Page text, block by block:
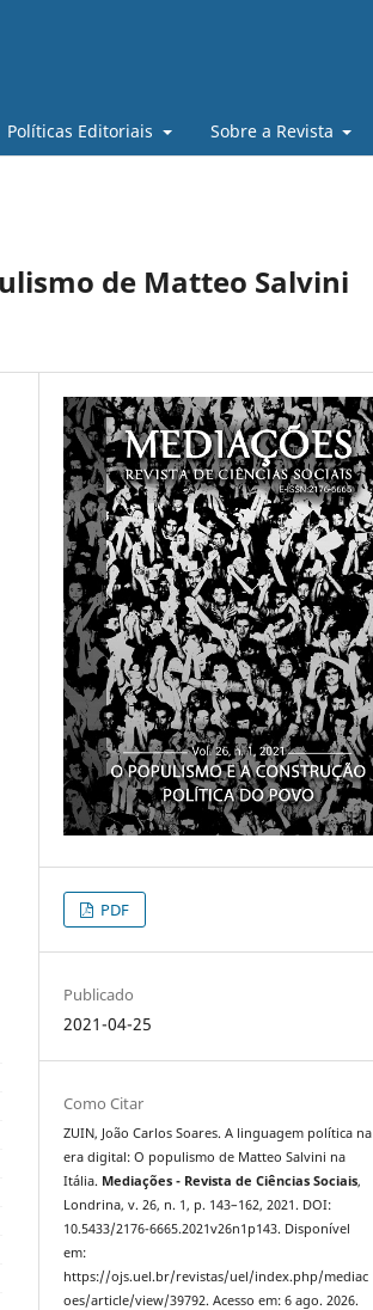
Políticas Editoriais Sobre a Revista
de Matteo Salvini
PDF
Publicado
2021-04-25
Como Citar
ZUIN, João Carlos Soares. A linguagem política na
era digital: O populismo de Matteo Salvini na
Itália. Mediações - Revista de Ciências Sociais,
Londrina, v. 26, n. 1, p. 143–162, 2021. DOI:
10.5433/2176-6665.2021v26n1p143. Disponível
em:
https://ojs.uel.br/revistas/uel/index.php/mediac
oes/article/view/39792. Acesso em: 6 ago. 2026.